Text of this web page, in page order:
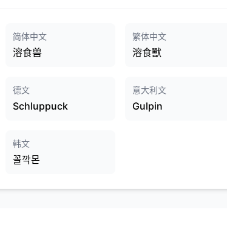
简体中文
溶食兽
繁体中文
溶食獸
德文
Schluppuck
意大利文
Gulpin
韩文
꼴깍몬